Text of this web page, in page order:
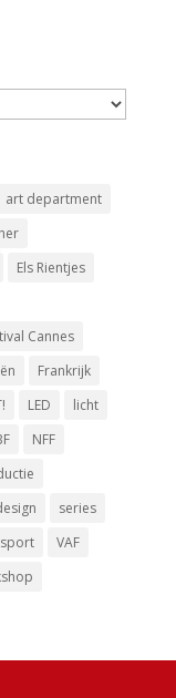
art department
Els Rientjes
Cannes
Frankrijk
LED
licht
NFF
series
VAF